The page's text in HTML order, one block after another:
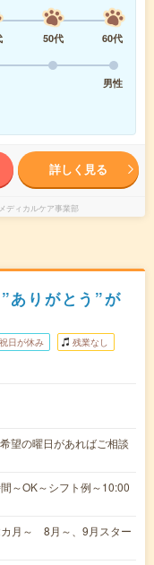
50代
60代
男性
詳しく見る
ディカルケア事業部
ありがとう”が
日が休み 残業なし
望の曜日があればご相談
～OK～シフト例～10:00
カ月～ 8月～、9月スター